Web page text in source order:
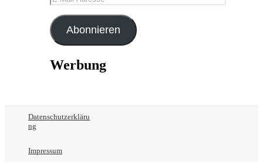
Mail-
Adresse
Abonnieren
Werbung
Datenschutzerkläru
ng
Impressum